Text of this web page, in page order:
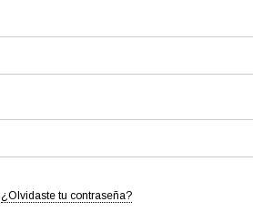
¿Olvidaste tu contraseña?